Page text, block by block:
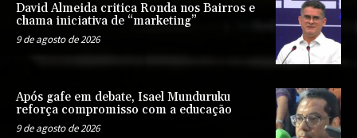
David Almeida critica Ronda nos Bairros e
chama iniciativa de “marketing”
9 de agosto de 2026
Após gafe em debate, Isael Munduruku
reforça compromisso com a educação
9 de agosto de 2026